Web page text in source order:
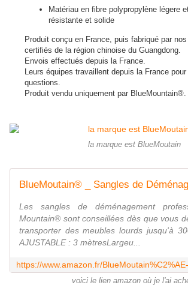
Matériau en fibre polypropylène légere
résistante et solide
Produit conçu en France, puis fabriqué par
certifiés de la région chinoise du Guangdong.
Envois effectués depuis la France.
Leurs équipes travaillent depuis la France
questions.
Produit vendu uniquement par BlueMountain®.
la marque est BlueMoutain
Les sangles de déménagement
Mountain® sont conseillées dès que vous
transporter des meubles lourds jusqu'à
AJUSTABLE : 3 mètresLargeu...
voici le lien amazon où je l'ai